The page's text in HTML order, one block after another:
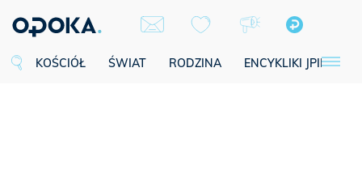
KOŚCIÓŁ ŚWIAT RODZINA ENCYKLIKI JPII